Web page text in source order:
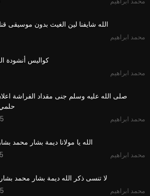
الله شايفنا لين الغيث بدون موسيقى
محمد ابراهيم
كواليس أنشودة
محمد ابراهيم
محمد ابراهيم
الله يا مولانا ديمة بشار محمد بشار
محمد ابراهيم
لا تنسى ذكر الله ديمة بشار محمد بشار
محمد ابراهيم